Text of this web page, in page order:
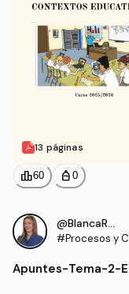
13 páginas
leaderboard60 personal_bag 0
#Procesos y
Apuntes-Tema-2-